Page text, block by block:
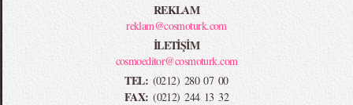
REKLAM
reklam@cosmoturk.com
İLETİŞİM
cosmoeditor@cosmoturk.com
TEL: (0212) 280 07 00
FAX: (0212) 244 13 32